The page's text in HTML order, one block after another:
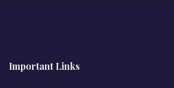
Important Links